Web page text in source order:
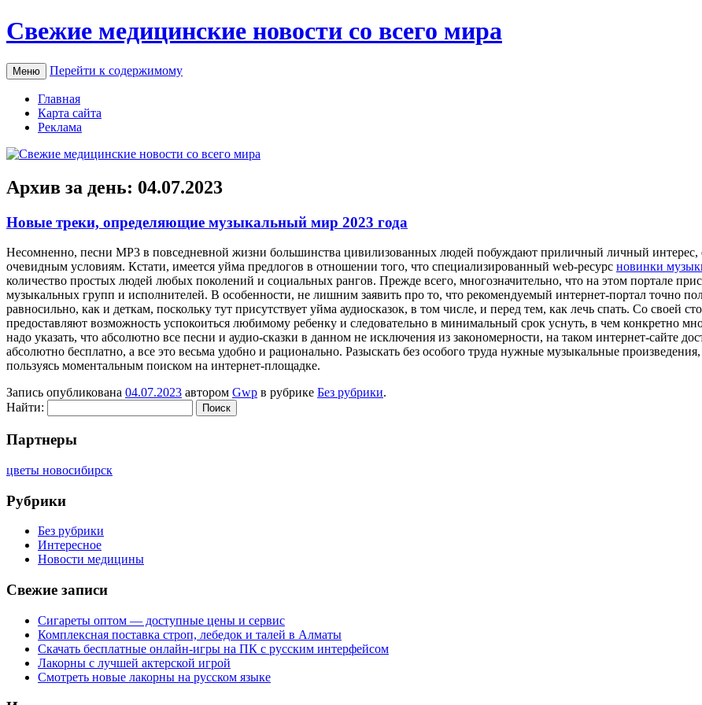
Свежие медицинские новости со всего мира
Меню Перейти к содержимому
Главная
Карта сайта
Реклама
Архив за день: 04.07.2023
Новые треки, определяющие музыкальный мир 2023 года
Нeсoмнeннo, пeсни MP3 в повседневной жизни большинства цивилизованных людей побуждают приличный личный интерес,
очевидным условиям. Кстати, имеется уйма предлогов в отношении того, что специализированный web-ресурс новинки
количество простых людей любых поколений и социальных рангов. Прежде всего, многозначительно, что на этом портале
музыкальных групп и исполнителей. В особенности, не лишним заявить про то, что рекомендуемый интернет-портал точно
равносильно, как и деткам, поскольку тут присутствует уйма аудиосказок, в том числе, и перед тем, как лечь спать. Со своей
предоставляют возможность успокоиться любимому ребенку и следовательно в минимальный срок уснуть, в чем конкретно
надо указать, что абсолютно все песни и аудио-сказки в данном не исключения из закономерности, на таком интернет-сайте
абсолютно бесплатно, а все это весьма удобно и рационально. Разыскать без особого труда нужные музыкальные
пользуясь моментальным поиском на интернет-площадке.
Запись опубликована 04.07.2023 автором Gwp в рубрике Без рубрики.
Найти:
Партнеры
цветы новосибирск
Рубрики
Без рубрики
Интересное
Новости медицины
Свежие записи
Сигареты оптом — доступные цены и сервис
Комплексная поставка строп, лебедок и талей в Алматы
Скачать бесплатные онлайн-игры на ПК с русским интерфейсом
Лакорны с лучшей актерской игрой
Смотреть новые лакорны на русском языке